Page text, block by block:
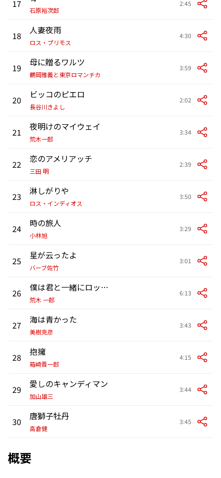
17
石原裕次郎
2:45
18 人妻夜雨
ロス・プリモス
4:30
19 母に贈るワルツ
鶴岡雅義と東京ロマンチカ
3:59
20 ビッコのピエロ
長谷川きよし
2:02
21 夜明けのマイウェイ
荒木一郎
3:34
22 恋のアメリアッチ
三田 明
2:39
23 淋しがりや
ロス・インディオス
3:50
24 時の旅人
小林旭
3:29
25 星が云ったよ
バーブ佐竹
3:01
26 僕は君と一緒にロックランドにいるのだ
荒木 一郎
6:13
27 海は青かった
美樹克彦
3:43
28 抱擁
箱崎晋一郎
4:15
29 愛しのキャンディマン
加山雄三
3:44
30 唐獅子牡丹
高倉健
3:45
概要